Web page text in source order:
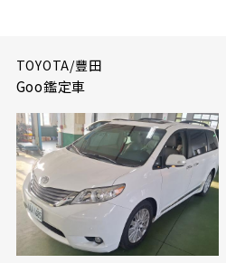
TOYOTA/豐田
Goo鑑定車